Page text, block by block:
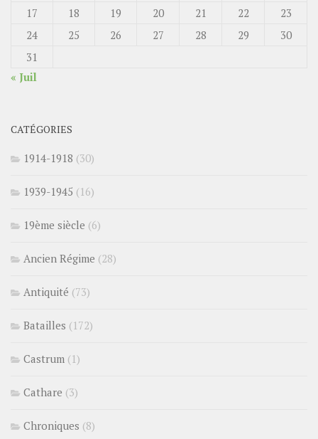
17
18 19 20 21 22
23
24
25 26 27 28 29
30
31
« Juil
CATÉGORIES
1914-1918 (30)
1939-1945 (16)
19ème siècle (6)
Ancien Régime (28)
Antiquité (73)
Batailles (172)
Castrum (1)
Cathare (3)
Chroniques (8)